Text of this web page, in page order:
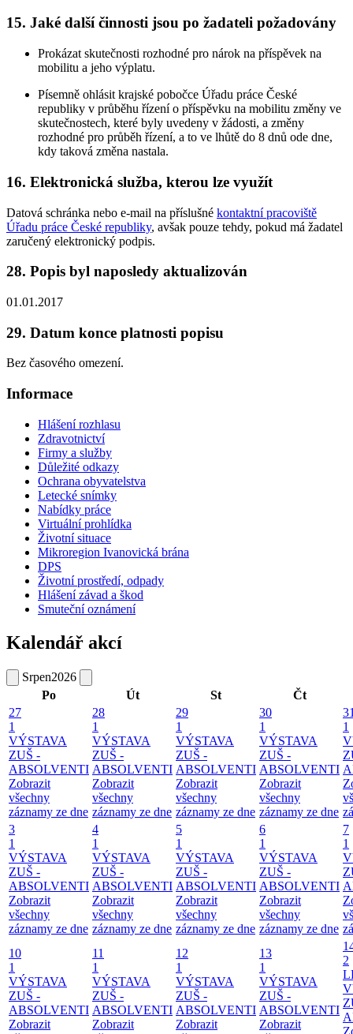
15. Jaké další činnosti jsou po žadateli požadovány
Prokázat skutečnosti rozhodné pro nárok na příspěvek na
mobilitu a jeho výplatu.
Písemně ohlásit krajské pobočce Úřadu práce České
republiky v průběhu řízení o příspěvku na mobilitu změny ve
skutečnostech, které byly uvedeny v žádosti, a změny
rozhodné pro průběh řízení, a to ve lhůtě do 8 dnů ode dne,
kdy taková změna nastala.
16. Elektronická služba, kterou lze využít
Datová schránka nebo e-mail na příslušné kontaktní pracoviště
Úřadu práce České republiky, avšak pouze tehdy, pokud má žadatel
zaručený elektronický podpis.
28. Popis byl naposledy aktualizován
01.01.2017
29. Datum konce platnosti popisu
Bez časového omezení.
Informace
Hlášení rozhlasu
Zdravotnictví
Firmy a služby
Důležité odkazy
Ochrana obyvatelstva
Letecké snímky
Nabídky práce
Virtuální prohlídka
Životní situace
Mikroregion Ivanovická brána
DPS
Životní prostředí, odpady
Hlášení závad a škod
Smuteční oznámení
Kalendář akcí
Srpen2026
Po
Út St
Čt
27
1
VÝSTAVA
ZUŠ -
ABSOLVENTI
Zobrazit
všechny
záznamy ze dne
28
1
VÝSTAVA
ZUŠ -
ABSOLVENTI
Zobrazit
všechny
záznamy ze dne
29
1
VÝSTAVA
ZUŠ -
ABSOLVENTI
Zobrazit
všechny
záznamy ze dne
30
1
VÝSTAVA
ZUŠ -
ABSOLVENTI
Zobrazit
všechny
záznamy ze dne
1
3
1
VÝSTAVA
ZUŠ -
ABSOLVENTI
Zobrazit
všechny
záznamy ze dne
4
1
VÝSTAVA
ZUŠ -
ABSOLVENTI
Zobrazit
všechny
záznamy ze dne
5
1
VÝSTAVA
ZUŠ -
ABSOLVENTI
Zobrazit
všechny
záznamy ze dne
6
1
VÝSTAVA
ZUŠ -
ABSOLVENTI
Zobrazit
všechny
záznamy ze dne
7
1
10
1
VÝSTAVA
ZUŠ -
ABSOLVENTI
Zobrazit
11
1
VÝSTAVA
ZUŠ -
ABSOLVENTI
Zobrazit
12
1
VÝSTAVA
ZUŠ -
ABSOLVENTI
Zobrazit
13
1
VÝSTAVA
ZUŠ -
ABSOLVENTI
Zobrazit
2